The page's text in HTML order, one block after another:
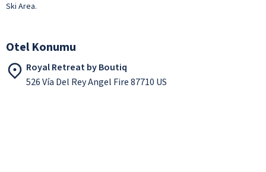
Ski Area.
Otel Konumu
Royal Retreat by Boutiq
526 Vía Del Rey Angel Fire 87710 US